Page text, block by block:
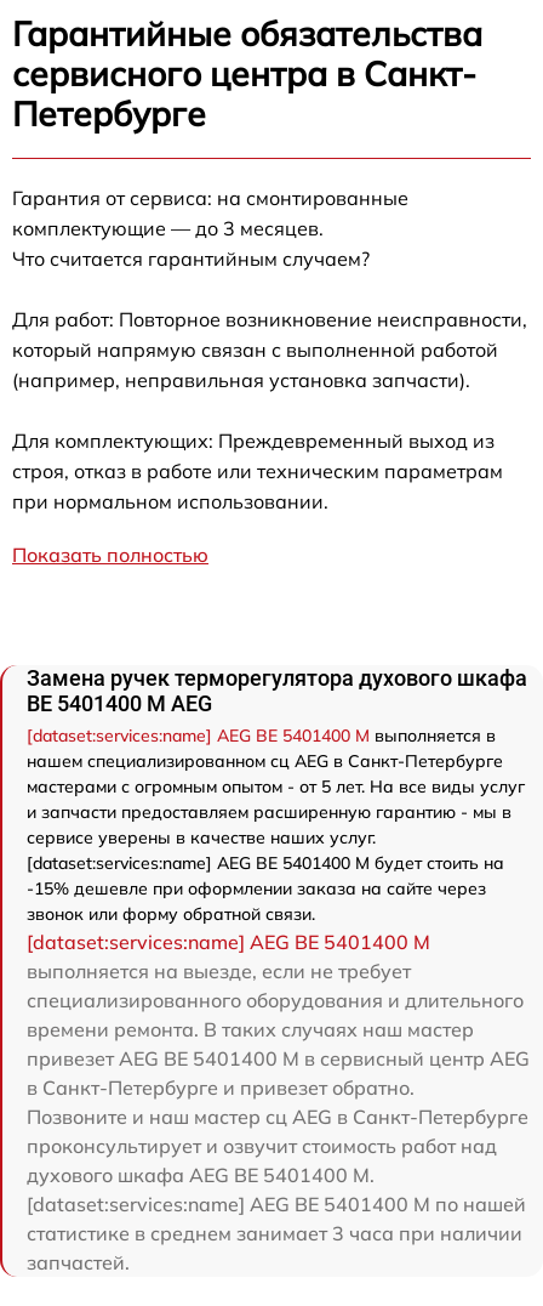
Гарантийные обязательства
сервисного центра в Санкт-
Петербурге
Гарантия от сервиса: на смонтированные
комплектующие — до 3 месяцев.
Что считается гарантийным случаем?
Для работ: Повторное возникновение неисправности,
который напрямую связан с выполненной работой
(например, неправильная установка запчасти).
Для комплектующих: Преждевременный выход из
строя, отказ в работе или техническим параметрам
при нормальном использовании.
Показать полностью
Замена ручек терморегулятора духового шкафа
BE 5401400 M AEG
[dataset:services:name] AEG BE 5401400 M выполняется в
нашем специализированном сц AEG в Санкт-Петербурге
мастерами с огромным опытом - от 5 лет. На все виды услуг
и запчасти предоставляем расширенную гарантию - мы в
сервисе уверены в качестве наших услуг.
[dataset:services:name] AEG BE 5401400 M будет стоить на
-15% дешевле при оформлении заказа на сайте через
звонок или форму обратной связи.
[dataset:services:name] AEG BE 5401400 M
выполняется на выезде, если не требует
специализированного оборудования и длительного
времени ремонта. В таких случаях наш мастер
привезет AEG BE 5401400 M в сервисный центр AEG
в Санкт-Петербурге и привезет обратно.
Позвоните и наш мастер сц AEG в Санкт-Петербурге
проконсультирует и озвучит стоимость работ над
духового шкафа AEG BE 5401400 M.
[dataset:services:name] AEG BE 5401400 M по нашей
статистике в среднем занимает 3 часа при наличии
запчастей.